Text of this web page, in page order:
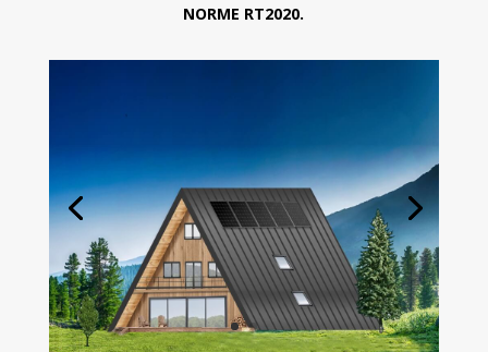
NORME RT2020.